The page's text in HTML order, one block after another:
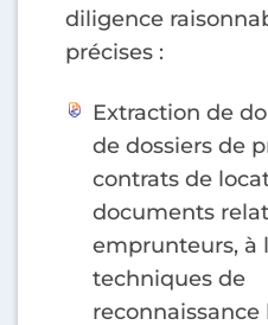
diligence
précises :
Extraction de
de dossiers de
contrats de
documents
emprunteurs, à
techniques de
reconnaissance